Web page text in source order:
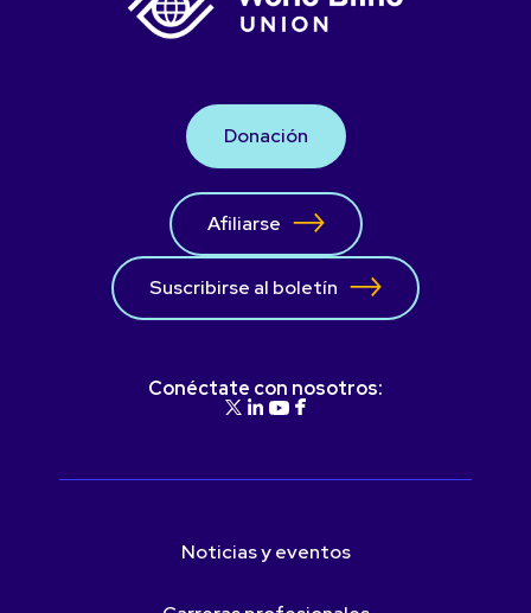
Donación
Afiliarse
Suscribirse al boletín
Conéctate con nosotros:
Noticias y eventos